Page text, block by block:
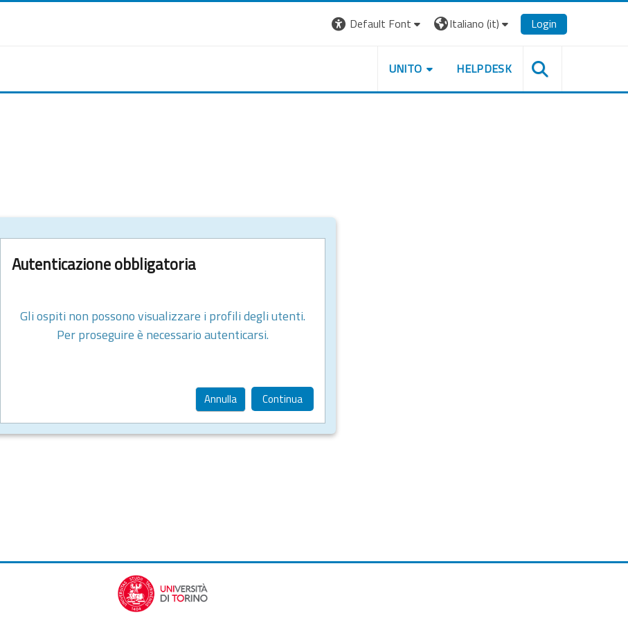
Default Font
Italiano ‎(it)‎ Login
UNITO HELPDESK
Autenticazione obbligatoria
Gli ospiti non possono visualizzare i profili degli utenti.
Per proseguire è necessario autenticarsi.
Annulla Continua